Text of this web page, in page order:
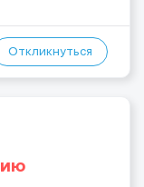
Откликнуться